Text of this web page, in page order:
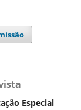
Especial